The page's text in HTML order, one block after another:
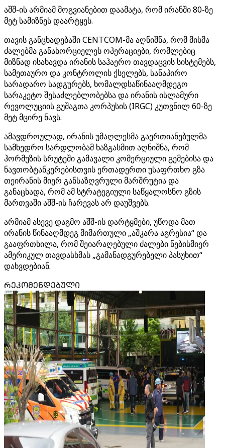
აშშ-ის არმიამ მოგვიანებით დაამატა, რომ ირანში 80-ზე
მეტ სამიზნეს დაარტყეს.
თავის განცხადებაში CENTCOM-მა აღნიშნა, რომ მისმა
ძალებმა განახორციელეს ოპერაციები, რომლებიც
მიზნად ისახავდა ირანის საჰაერო თავდაცვის სისტემებს,
სამეთაურო და კონტროლის ქსელებს, სანაპირო
სარადარო სადგურებს, ხომალდსაწინააღმდეგო
სარაკეტო შესაძლებლობებსა და ირანის ისლამური
რევოლუციის გუშაგთა კორპუსის (IRGC) კუთვნილ 60-ზე
მეტ მცირე ნავს.
ამავდროულად, ირანის უმაღლესმა გაერთიანებულმა
სამხედრო სარდლობამ ხაზგასმით აღნიშნა, რომ
ჰორმუზის სრუტეში გამავალი კომერციული გემებისა და
ნავთობტანკერებისთვის ერთადერთი უსაფრთხო გზა
თეირანის მიერ განსაზღვრული მარშრუტია და
განაცხადა, რომ ამ სტრატეგიული საწყალოსნო გზის
მართვაში აშშ-ის ჩარევას არ დაუშვებს.
არმიამ ასევე დაგმო აშშ-ის დარტყმები, უწოდა მათ
ირანის წინააღმდეგ მიმართული „აშკარა აგრესია“ და
გააფრთხილა, რომ შეიარაღებული ძალები ნებისმიერ
ამერიკულ თავდასხმას „გამანადგურებელი პასუხით“
დახვდებიან.
ᲠᲔᲙᲝᲛᲔᲜᲓᲔᲑᲣᲚᲘ